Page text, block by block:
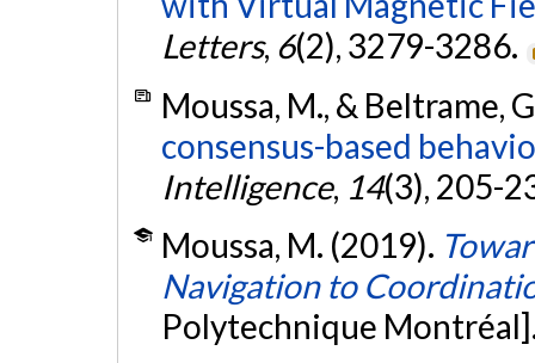
Letters, 6(2), 3279-3286.
Moussa, M., & Beltrame,
consensus-based
Intelligence, 14(3), 205-
Moussa, M. (2019).
Navigation to
Polytechnique